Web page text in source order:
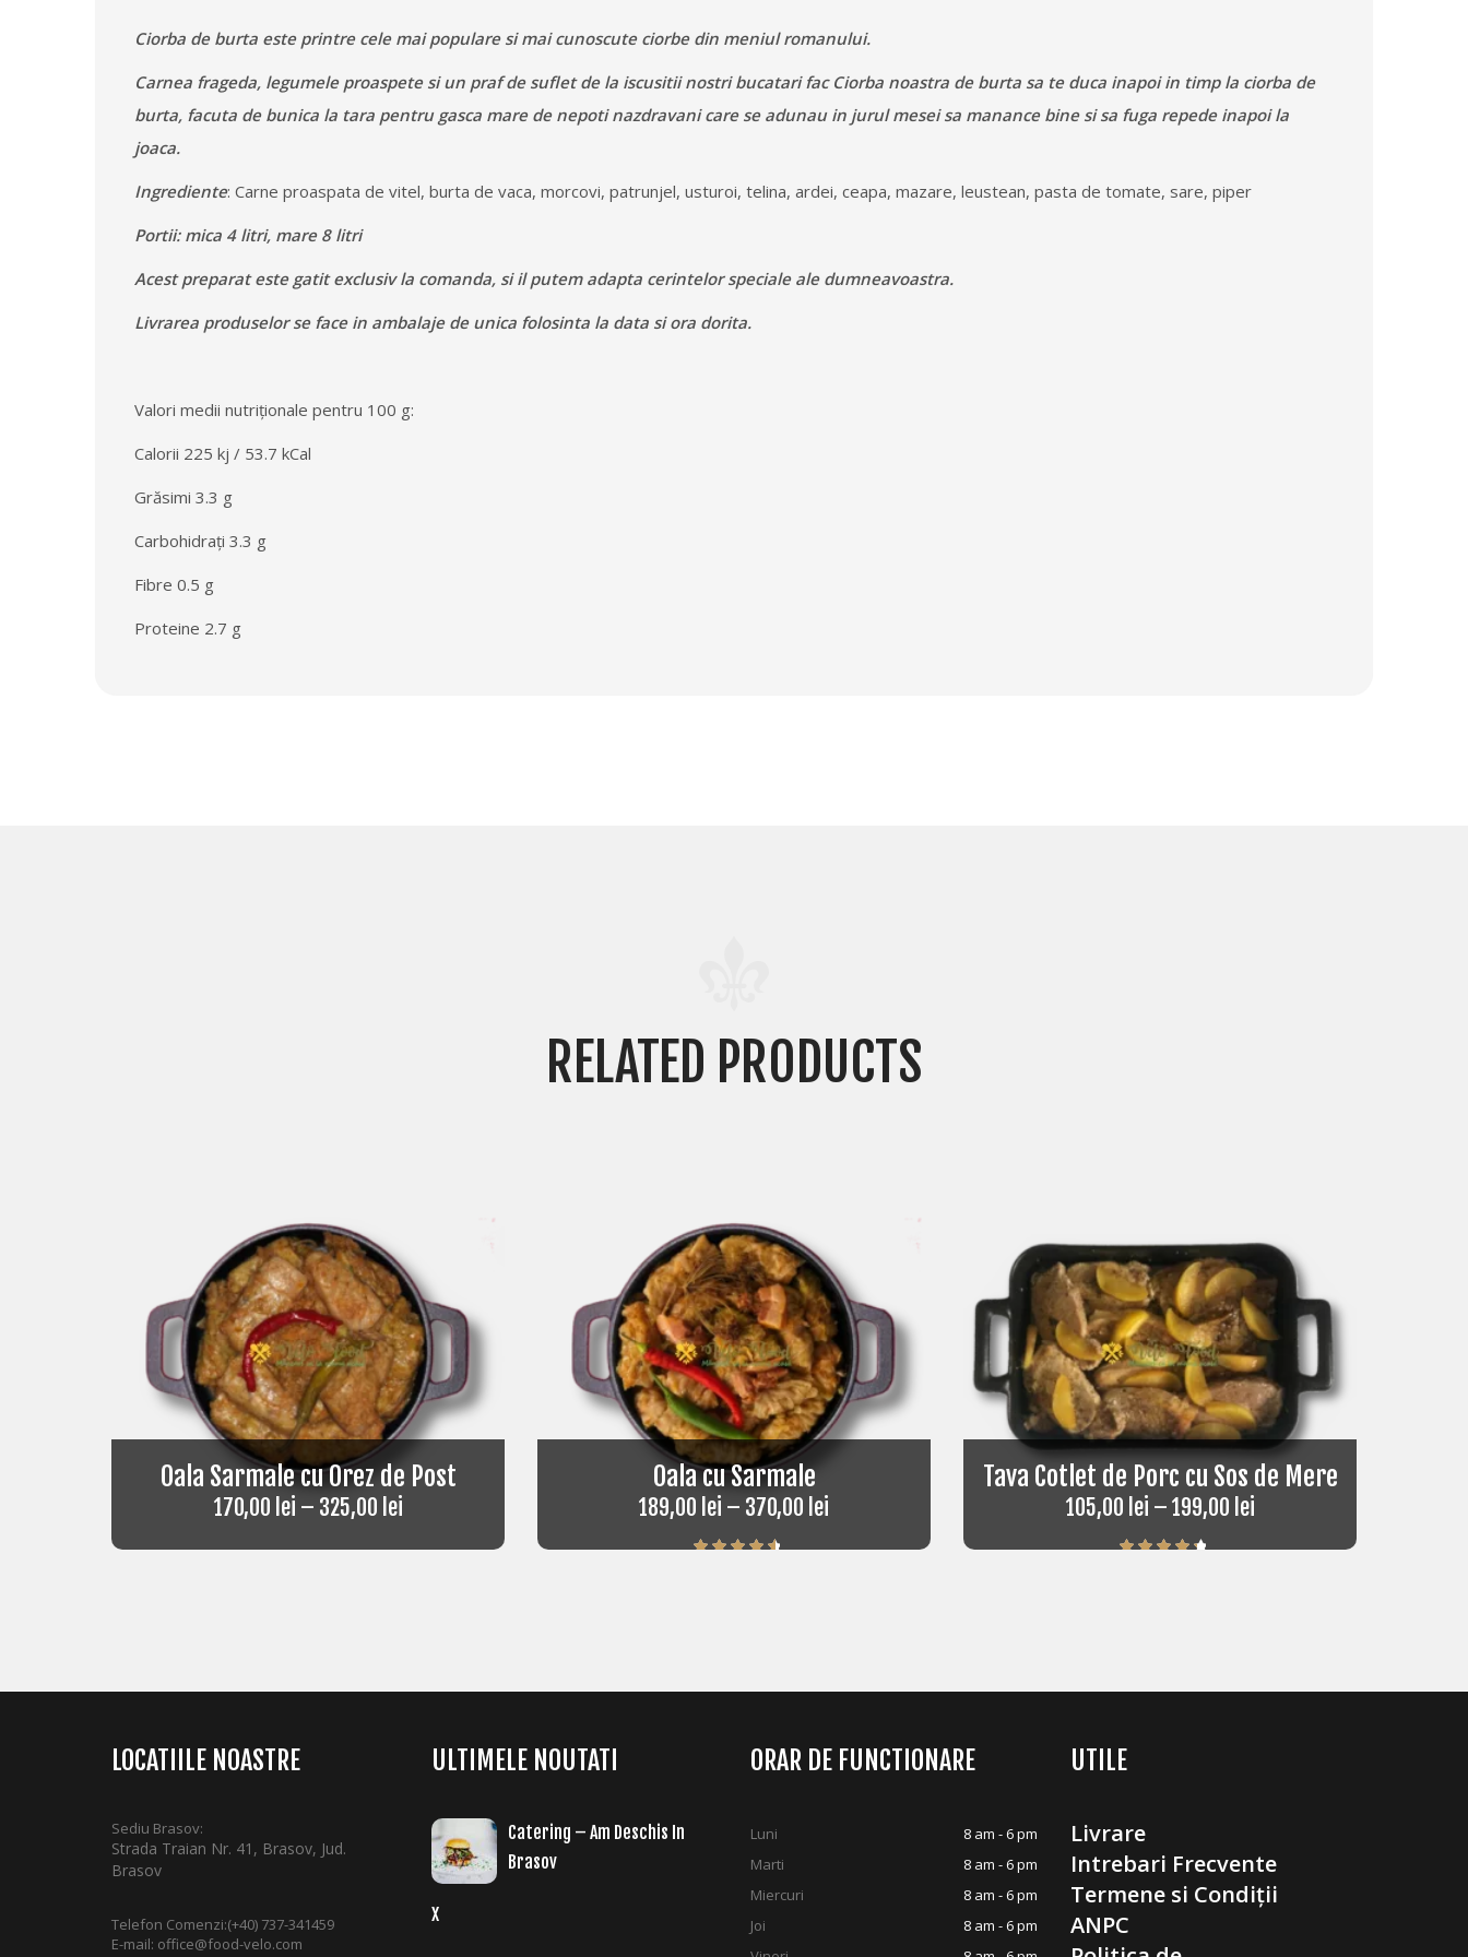
Ciorba de burta este printre cele mai populare si mai cunoscute ciorbe din meniul romanului.
Carnea frageda, legumele proaspete si un praf de suflet de la iscusitii nostri bucatari fac Ciorba noastra de burta sa te duca inapoi in timp la ciorba de
burta, facuta de bunica la tara pentru gasca mare de nepoti nazdravani care se adunau in jurul mesei sa manance bine si sa fuga repede inapoi la
joaca.
Ingrediente: Carne proaspata de vitel, burta de vaca, morcovi, patrunjel, usturoi, telina, ardei, ceapa, mazare, leustean, pasta de tomate, sare, piper
Portii: mica 4 litri, mare 8 litri
Acest preparat este gatit exclusiv la comanda, si il putem adapta cerintelor speciale ale dumneavoastra.
Livrarea produselor se face in ambalaje de unica folosinta la data si ora dorita.
Valori medii nutriționale pentru 100 g:
Calorii 225 kj / 53.7 kCal
Grăsimi 3.3 g
Carbohidrați 3.3 g
Fibre 0.5 g
Proteine 2.7 g
RELATED PRODUCTS
Oala Sarmale cu Orez de Post
170,00 lei – 325,00 lei
Oala cu Sarmale
189,00 lei – 370,00 lei
Tava Cotlet de Porc cu Sos de Mere
105,00 lei – 199,00 lei
LOCATIILE NOASTRE
Sediu Brasov:
Strada Traian Nr. 41, Brasov, Jud.
Brasov
Telefon Comenzi:(+40) 737-341459
E-mail: office@food-velo.com
ULTIMELE NOUTATI
Catering – Am Deschis In
Brasov
X
ORAR DE FUNCTIONARE
Luni
8 am - 6 pm
Marti
8 am - 6 pm
Miercuri
8 am - 6 pm
Joi
8 am - 6 pm
UTILE
Livrare
Intrebari Frecvente
Termene si Condiții
ANPC